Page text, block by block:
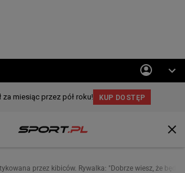
przez kibiców. Rywalka: "Dobrze wiesz, że